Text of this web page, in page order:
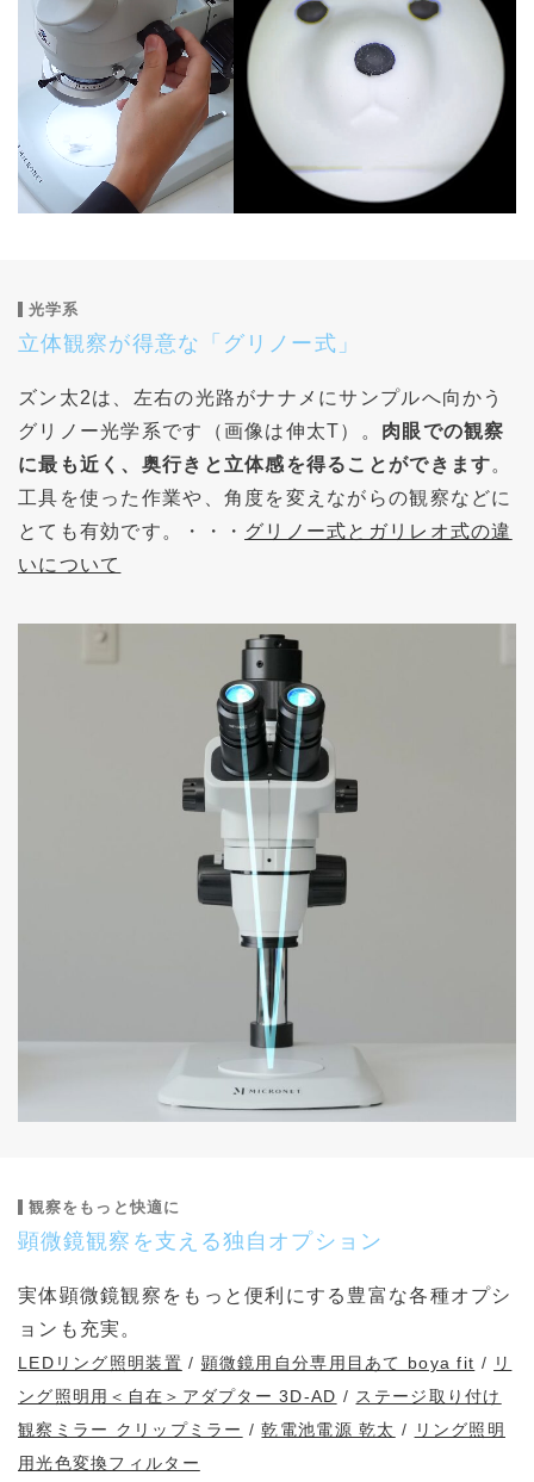
光学系
立体観察が得意な「グリノー式」
ズン太2は、左右の光路がナナメにサンプルへ向かう
グリノー光学系です（画像は伸太T）。 肉眼での観察
に最も近く、奥行きと立体感を得ることができます。
工具を使った作業や、角度を変えながらの観察などに
とても有効です。・・・ グリノー式とガリレオ式の違
いについて
観察をもっと快適に
顕微鏡観察を支える独自オプション
実体顕微鏡観察をもっと便利にする豊富な各種オプシ
ョンも充実。
LEDリング照明装置 / 顕微鏡用自分専用目あて boya fit / リ
ング照明用＜自在＞アダプター 3D-AD / ステージ取り付け
観察ミラー クリップミラー /乾電池電源 乾太 /
リング照明
用光色変換フィルター